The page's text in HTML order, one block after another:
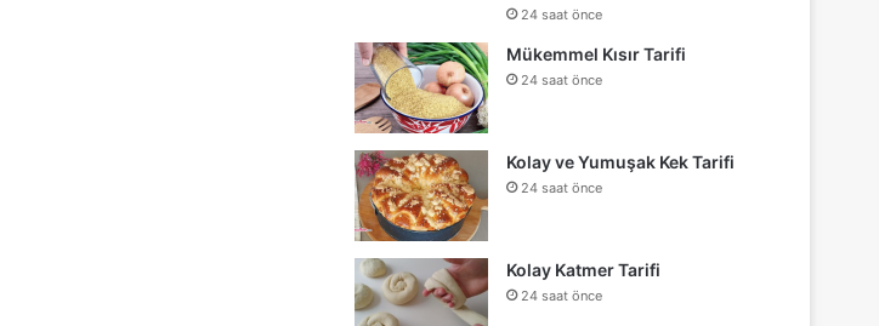
24 saat önce
Mükemmel Kısır Tarifi
24 saat önce
Kolay ve Yumuşak Kek Tarifi
24 saat önce
Kolay Katmer Tarifi
24 saat önce